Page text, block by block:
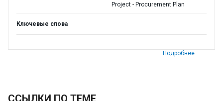
Project - Procurement Plan
Ключевые слова
Подробнее
ССЫЛКИ ПО ТЕМЕ